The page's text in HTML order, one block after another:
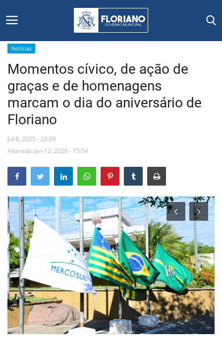
Início
Editais
Floriano
Secretarias e Órgãos
Mural de Licitações
Vídeos
Webmail
Contato
Notícias
Momentos cívico, de ação de
graças e de homenagens
marcam o dia do aniversário de
Floriano
Jul 8, 2025 - 22:59
Alterado: Jan 12, 2026 - 15:54